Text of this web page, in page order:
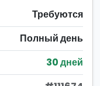
Требуются
Полный день
30 дней